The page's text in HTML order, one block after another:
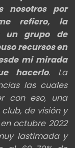
nosotros por
refiero, la
un grupo de
recursos en
mi mirada
hacerlo. La
las cuales
con eso, una
de visión y
octubre 2022
lastimada y